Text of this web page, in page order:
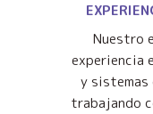
Nuestro
experiencia
y
trabajando